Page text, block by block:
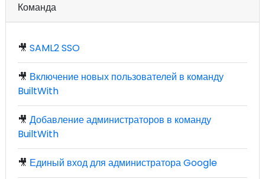
Команда
🎥 SAML2 SSO
🎥 Включение новых пользователей в команду
BuiltWith
🎥 Добавление администраторов в команду
BuiltWith
🎥 Единый вход для администратора Google